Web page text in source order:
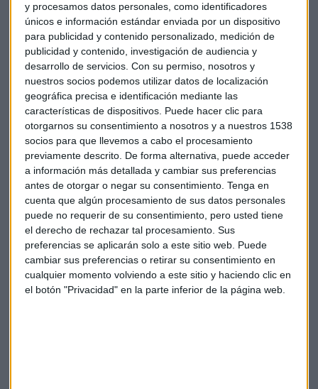
y procesamos datos personales, como identificadores
únicos e información estándar enviada por un dispositivo
para publicidad y contenido personalizado, medición de
publicidad y contenido, investigación de audiencia y
desarrollo de servicios. Con su permiso, nosotros y
nuestros socios podemos utilizar datos de localización
geográfica precisa e identificación mediante las
características de dispositivos. Puede hacer clic para
otorgarnos su consentimiento a nosotros y a nuestros 1538
socios para que llevemos a cabo el procesamiento
previamente descrito. De forma alternativa, puede acceder
a información más detallada y cambiar sus preferencias
antes de otorgar o negar su consentimiento. Tenga en
cuenta que algún procesamiento de sus datos personales
puede no requerir de su consentimiento, pero usted tiene
el derecho de rechazar tal procesamiento. Sus
preferencias se aplicarán solo a este sitio web. Puede
cambiar sus preferencias o retirar su consentimiento en
cualquier momento volviendo a este sitio y haciendo clic en
el botón "Privacidad" en la parte inferior de la página web.
Suscríbete a nuestros boletines